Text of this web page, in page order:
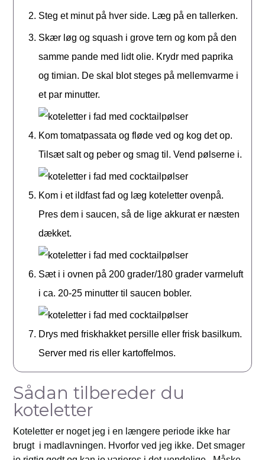
Steg et minut på hver side. Læg på en tallerken.
Skær løg og squash i grove tern og kom på den
samme pande med lidt olie. Krydr med paprika
og timian. De skal blot steges på mellemvarme i
et par minutter.
Kom tomatpassata og fløde ved og kog det op.
Tilsæt salt og peber og smag til. Vend pølserne i.
Kom i et ildfast fad og læg koteletter ovenpå.
Pres dem i saucen, så de lige akkurat er næsten
dækket.
Sæt i i ovnen på 200 grader/180 grader varmeluft
i ca. 20-25 minutter til saucen bobler.
Drys med friskhakket persille eller frisk basilkum.
Server med ris eller kartoffelmos.
Sådan tilbereder du
koteletter
Koteletter er noget jeg i en længere periode ikke har
brugt i madlavningen. Hvorfor ved jeg ikke. Det smager